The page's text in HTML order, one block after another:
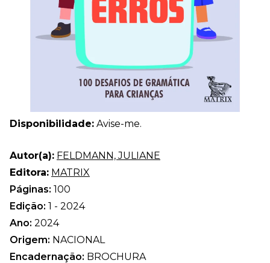
Disponibilidade: Avise-me.
Autor(a): FELDMANN, JULIANE
Editora: MATRIX
Páginas: 100
Edição: 1 - 2024
Ano: 2024
Origem: NACIONAL
Encadernação: BROCHURA